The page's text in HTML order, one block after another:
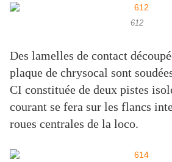
612
Des lamelles de contact
plaque de chrysocal sont
CI constituée de deux pistes
courant se fera sur les flancs
roues centrales de la loco.